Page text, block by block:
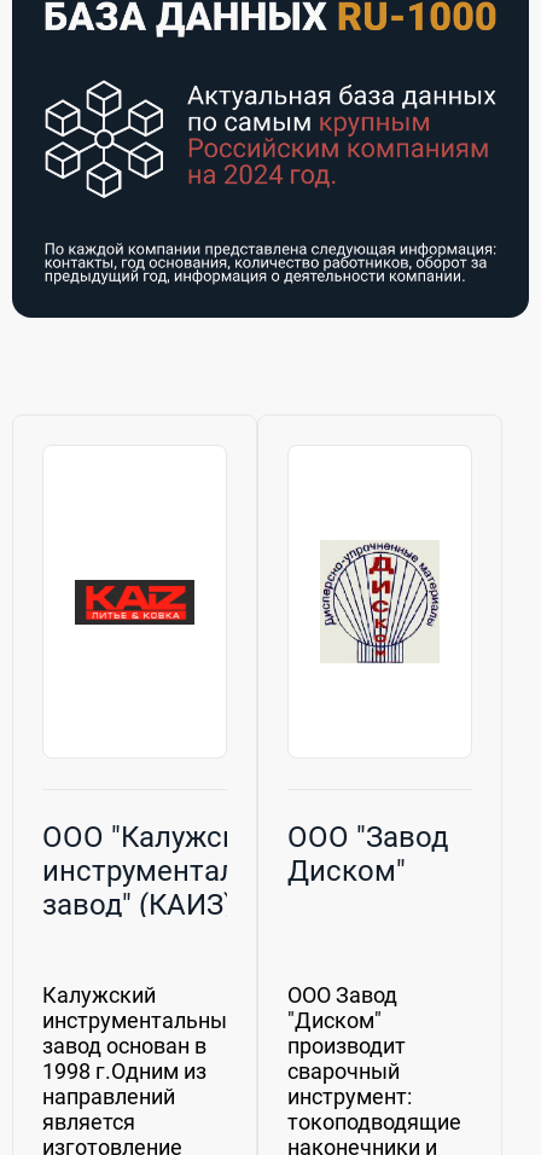
соответствует...
ООО "Калужский
инструментальный
завод" (КАИЗ)
Калужский
инструментальный
завод основан в
1998 г.Одним из
направлений
является
изготовление
ООО "Завод
Диском"
ООО Завод
"Диском"
производит
сварочный
инструмент:
токоподводящие
наконечники и